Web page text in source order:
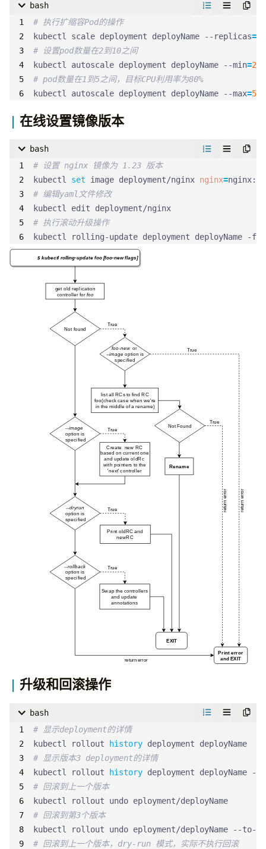
bash
# 执行扩缩容Pod的操作
kubectl scale deployment deployName --replicas=
# 设置pod数量在2到10之间
kubectl autoscale deployment deployName --min=2
# pod数量在1到5之间，目标CPU利用率为80%
kubectl autoscale deployment deployName --max=5
在线设置镜像版本
bash
# 设置 nginx 镜像为 1.23 版本
kubectl set image deployment/nginx nginx=
# 编辑yaml文件修改
# 执行滚动升级操作
kubectl rolling-update deployment deployName -f
升级和回滚操作
bash
# 显示deployment的详情
kubectl rollout
history
# 显示版本3 deployment的详情
kubectl rollout
history deployment deployName
# 回滚到上一个版本
# 回滚到第3个版本
kubectl rollout undo eployment/deployName --to-
# 回滚到上一个版本，dry-run 模式，实际不执行回滚